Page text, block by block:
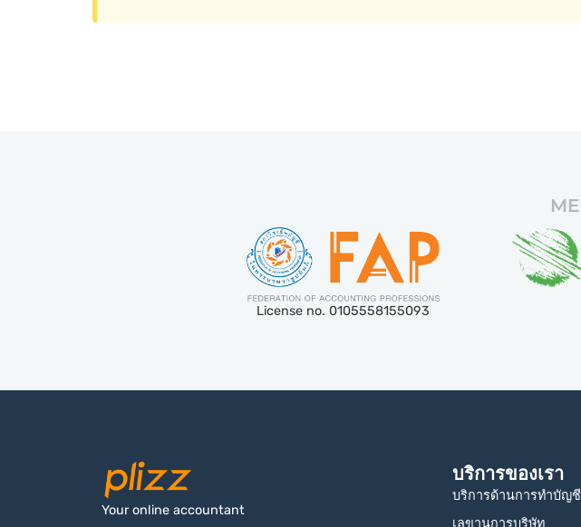
License no. 0105558155093
Your online accountant
บริการของเรา
บริการด้านการทำบัญชี
เลขานุการบริษัท